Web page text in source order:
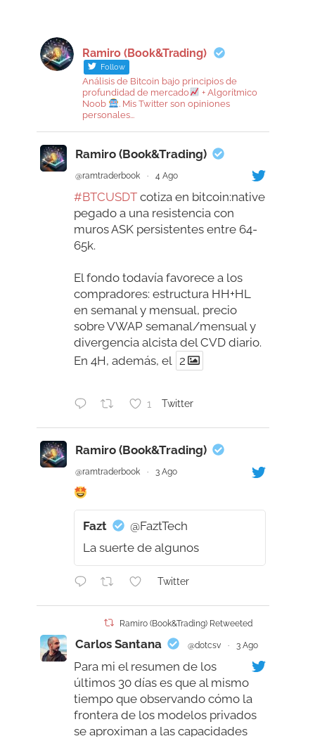
Ramiro (Book&Trading)
Follow
Análisis de Bitcoin bajo principios de
profundidad de mercado
+ Algorítmico
Noob
. Mis Twitter son opiniones
personales...
Ramiro (Book&Trading)
@ramtraderbook · 4 Ago
#BTCUSDT cotiza en bitcoin:native
pegado a una resistencia con
muros ASK persistentes entre 64-
65k.
El fondo todavía favorece a los
compradores: estructura HH+HL
en semanal y mensual, precio
sobre VWAP semanal/mensual y
divergencia alcista del CVD diario.
En 4H, además, el
2
1 Twitter
Ramiro (Book&Trading)
@ramtraderbook · 3 Ago
Fazt
@FaztTech
La suerte de algunos
Twitter
Ramiro (Book&Trading) Retweeted
Carlos Santana @dotcsv · 3 Ago
Para mi el resumen de los
últimos 30 días es que al mismo
tiempo que observando cómo la
frontera de los modelos privados
se aproximan a las capacidades